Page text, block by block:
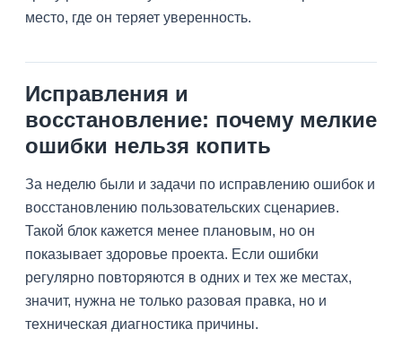
место, где он теряет уверенность.
Исправления и
восстановление: почему мелкие
ошибки нельзя копить
За неделю были и задачи по исправлению ошибок и
восстановлению пользовательских сценариев.
Такой блок кажется менее плановым, но он
показывает здоровье проекта. Если ошибки
регулярно повторяются в одних и тех же местах,
значит, нужна не только разовая правка, но и
техническая диагностика причины.